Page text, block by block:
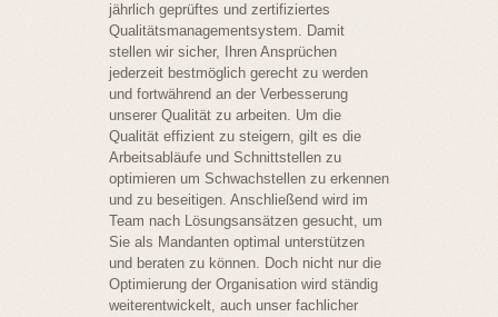
jährlich geprüftes und zertifiziertes
Qualitätsmanagementsystem. Damit
stellen wir sicher, Ihren Ansprüchen
jederzeit bestmöglich gerecht zu werden
und fortwährend an der Verbesserung
unserer Qualität zu arbeiten. Um die
Qualität effizient zu steigern, gilt es die
Arbeitsabläufe und Schnittstellen zu
optimieren um Schwachstellen zu erkennen
und zu beseitigen. Anschließend wird im
Team nach Lösungsansätzen gesucht, um
Sie als Mandanten optimal unterstützen
und beraten zu können. Doch nicht nur die
Optimierung der Organisation wird ständig
weiterentwickelt, auch unser fachlicher